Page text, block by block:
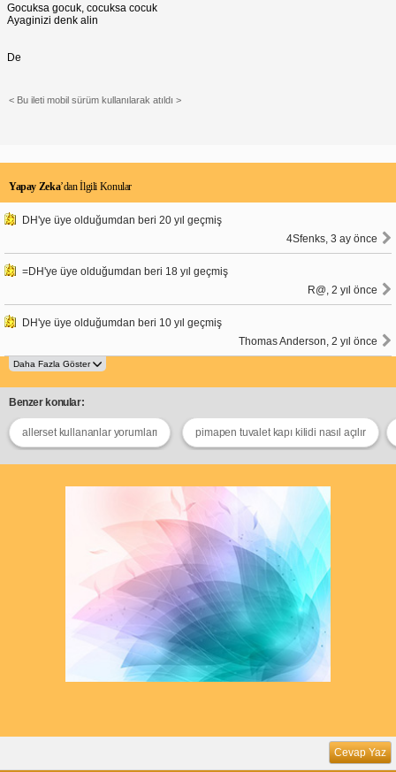
Gocuksa gocuk, cocuksa cocuk
Ayaginizi denk alin
De
< Bu ileti mobil sürüm kullanılarak atıldı >
Yapay Zeka’dan İlgili Konular
DH'ye üye olduğumdan beri 20 yıl geçmiş
4Sfenks, 3 ay önce
=DH'ye üye olduğumdan beri 18 yıl geçmiş
R@, 2 yıl önce
DH'ye üye olduğumdan beri 10 yıl geçmiş
Thomas Anderson, 2 yıl önce
Benzer konular:
allerset kullananlar yorumları pimapen tuvalet kapı kilidi nasıl açılır
Cevap Yaz